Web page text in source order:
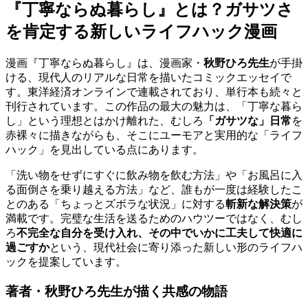
『丁寧ならぬ暮らし』とは？ガサツさ
を肯定する新しいライフハック漫画
漫画『丁寧ならぬ暮らし』は、漫画家・ 秋野ひろ先生が手掛
ける、現代人のリアルな日常を描いたコミックエッセイで
す。東洋経済オンラインで連載されており、単行本も続々と
刊行されています。この作品の最大の魅力は、「丁寧な暮ら
し」という理想とはかけ離れた、むしろ
「ガサツな」日常を
赤裸々に描きながらも、そこにユーモアと実用的な「ライフ
ハック」を見出している点にあります。
「洗い物をせずにすぐに飲み物を飲む方法」や「お風呂に入
る面倒さを乗り越える方法」など、誰もが一度は経験したこ
とのある「ちょっとズボラな状況」に対する斬新な解決策が
満載です。完璧な生活を送るためのハウツーではなく、むし
ろ不完全な自分を受け入れ、その中でいかに工夫して快適に
過ごすかという、現代社会に寄り添った新しい形のライフハ
ックを提案しています。
著者・秋野ひろ先生が描く共感の物語